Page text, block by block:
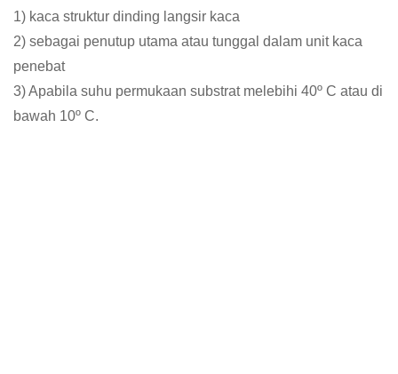
1) kaca struktur dinding langsir kaca
2) sebagai penutup utama atau tunggal dalam unit kaca
penebat
3) Apabila suhu permukaan substrat melebihi 40º C atau di
bawah 10º C.